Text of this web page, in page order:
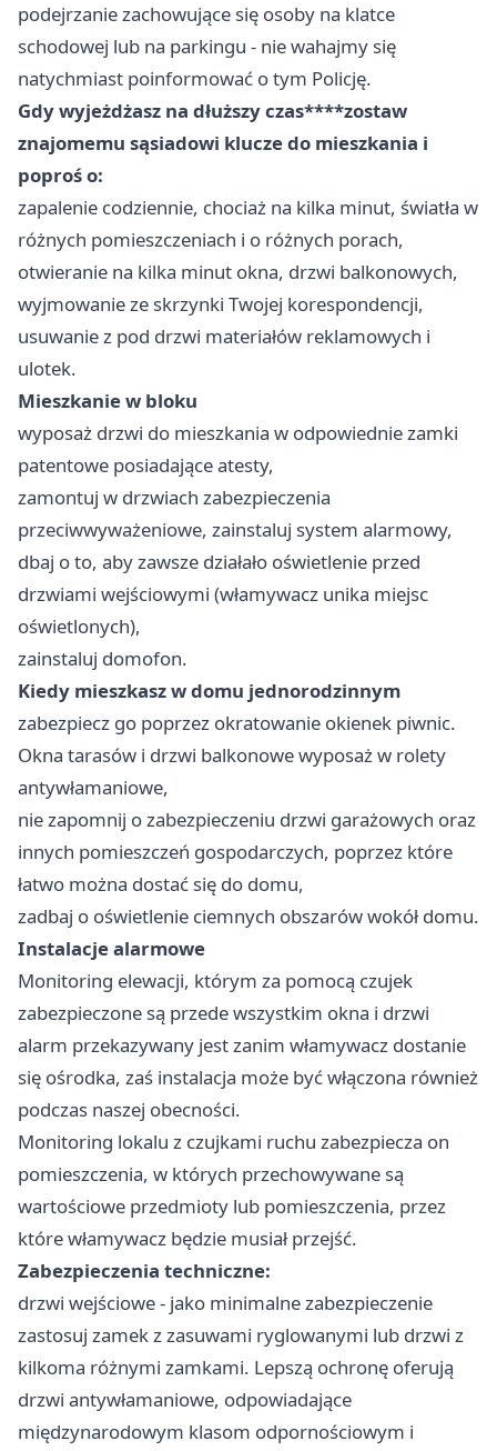
podejrzanie zachowujące się osoby na klatce
schodowej lub na parkingu - nie wahajmy się
natychmiast poinformować o tym Policję.
Gdy wyjeżdżasz na dłuższy czas****zostaw
znajomemu sąsiadowi klucze do mieszkania i
poproś o:
zapalenie codziennie, chociaż na kilka minut, światła w
różnych pomieszczeniach i o różnych porach,
otwieranie na kilka minut okna, drzwi balkonowych,
wyjmowanie ze skrzynki Twojej korespondencji,
usuwanie z pod drzwi materiałów reklamowych i
ulotek.
Mieszkanie w bloku
wyposaż drzwi do mieszkania w odpowiednie zamki
patentowe posiadające atesty,
zamontuj w drzwiach zabezpieczenia
przeciwwyważeniowe, zainstaluj system alarmowy,
dbaj o to, aby zawsze działało oświetlenie przed
drzwiami wejściowymi (włamywacz unika miejsc
oświetlonych),
zainstaluj domofon.
Kiedy mieszkasz w domu jednorodzinnym
zabezpiecz go poprzez okratowanie okienek piwnic.
Okna tarasów i drzwi balkonowe wyposaż w rolety
antywłamaniowe,
nie zapomnij o zabezpieczeniu drzwi garażowych oraz
innych pomieszczeń gospodarczych, poprzez które
łatwo można dostać się do domu,
zadbaj o oświetlenie ciemnych obszarów wokół domu.
Instalacje alarmowe
Monitoring elewacji, którym za pomocą czujek
zabezpieczone są przede wszystkim okna i drzwi
alarm przekazywany jest zanim włamywacz dostanie
się ośrodka, zaś instalacja może być włączona również
podczas naszej obecności.
Monitoring lokalu z czujkami ruchu zabezpiecza on
pomieszczenia, w których przechowywane są
wartościowe przedmioty lub pomieszczenia, przez
które włamywacz będzie musiał przejść.
Zabezpieczenia techniczne:
drzwi wejściowe - jako minimalne zabezpieczenie
zastosuj zamek z zasuwami ryglowanymi lub drzwi z
kilkoma różnymi zamkami. Lepszą ochronę oferują
drzwi antywłamaniowe, odpowiadające
międzynarodowym klasom odpornościowym i